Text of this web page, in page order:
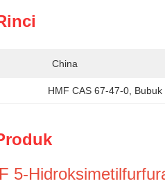
China
HMF CAS 67-47-0 Bubuk
5-